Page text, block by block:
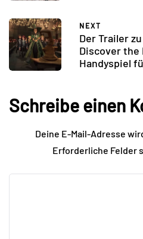
NEXT
Der Trailer
Discover the
Handyspiel
Schreibe einen
Deine E-Mail-Adresse
Erforderliche Felder